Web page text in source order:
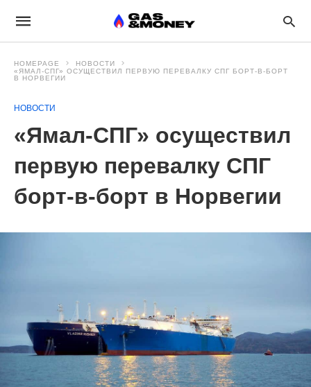
HOMEPAGE
НОВОСТИ
«ЯМАЛ-СПГ» ОСУЩЕСТВИЛ ПЕРВУЮ ПЕРЕВАЛКУ СПГ БОРТ-В-БОРТ
В НОРВЕГИИ
НОВОСТИ
«Ямал-СПГ» осуществил
первую перевалку СПГ
борт-в-борт в Норвегии